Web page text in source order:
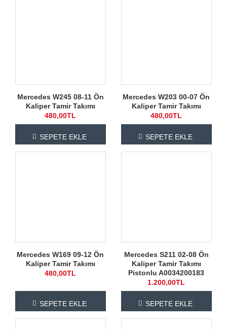
Mercedes W245 08-11 Ön
Kaliper Tamir Takımı
480,00TL
SEPETE EKLE
Mercedes W203 00-07 Ön
Kaliper Tamir Takımı
480,00TL
SEPETE EKLE
Mercedes W169 09-12 Ön
Kaliper Tamir Takımı
480,00TL
SEPETE EKLE
Mercedes S211 02-08 Ön
Kaliper Tamir Takımı
Pistonlu A0034200183
1.200,00TL
SEPETE EKLE